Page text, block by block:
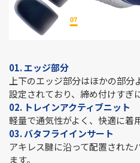
01. エッジ部分
上下のエッジ部分はほかの部分
設定されており、締め付けすぎ
02. トレインアクティブニット
軽量で通気性がよく、快適に着
03. バタフライインサート
アキレス腱に沿って配置された
ます。